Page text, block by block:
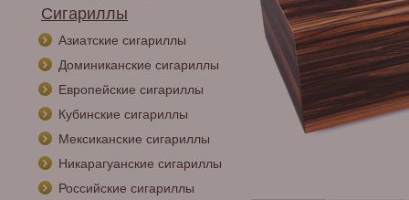
Сигариллы
Азиатские сигариллы
Доминиканские сигариллы
Европейские сигариллы
Кубинские сигариллы
Мексиканские сигариллы
Никарагуанские сигариллы
Российские сигариллы